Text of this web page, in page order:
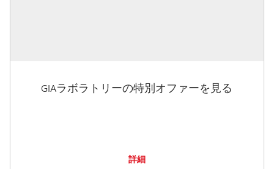
GIAラボラトリーの特別オファーを見る
詳細